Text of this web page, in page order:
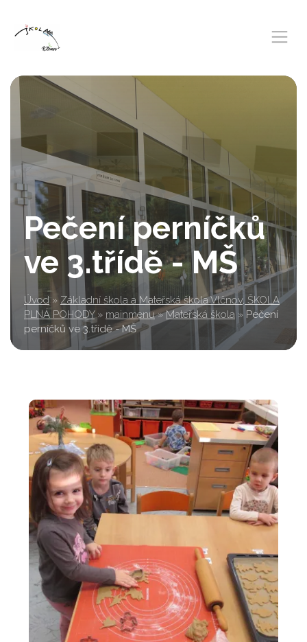
Pečení perníčků
ve 3.třídě - MŠ
Úvod » Základní škola a Mateřská škola Vlčnov, ŠKOLA
PLNÁ POHODY » mainmenu » Mateřská škola » Pečení
perníčků ve 3.třídě - MŠ